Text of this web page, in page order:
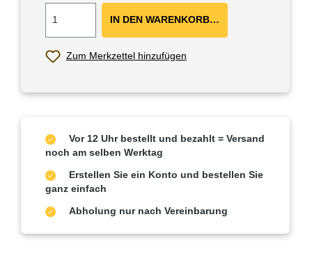
IN DEN WARENKORB ＋
Zum Merkzettel hinzufügen
Vor 12 Uhr bestellt und bezahlt = Versand
noch am selben Werktag
Erstellen Sie ein Konto und bestellen Sie
ganz einfach
Abholung nur nach Vereinbarung